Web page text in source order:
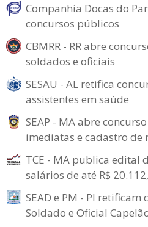
Companhia Docas do
concursos públicos
CBMRR - RR abre
soldados e oficiais
SESAU - AL retifica
assistentes em saúde
SEAP - MA abre
imediatas e cadastro de
TCE - MA publica edital
salários de até R$
SEAD e PM - PI
Soldado e Oficial